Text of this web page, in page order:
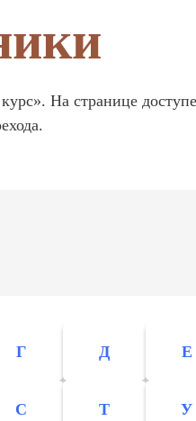
На странице
Г Д Е
С Т У